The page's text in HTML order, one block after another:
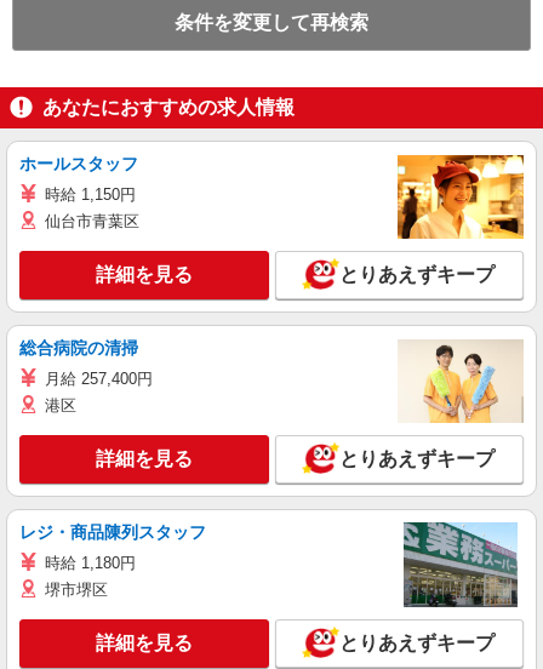
条件を変更して再検索
あなたにおすすめの求人情報
ホールスタッフ
時給 1,150円
仙台市青葉区
詳細を見る とりあえずキープ
総合病院の清掃
月給 257,400円
港区
詳細を見る とりあえずキープ
レジ・商品陳列スタッフ
時給 1,180円
堺市堺区
詳細を見る とりあえずキープ